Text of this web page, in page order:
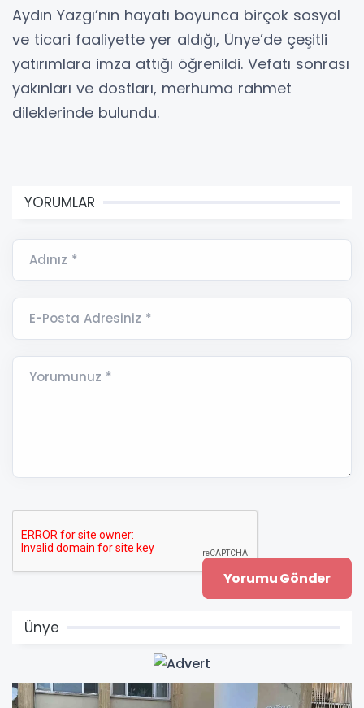
Aydın Yazgı’nın hayatı boyunca birçok sosyal
ve ticari faaliyette yer aldığı, Ünye’de çeşitli
yatırımlara imza attığı öğrenildi. Vefatı sonrası
yakınları ve dostları, merhuma rahmet
dileklerinde bulundu.
YORUMLAR
Adınız *
E-Posta Adresiniz *
Yorumunuz *
Ünye